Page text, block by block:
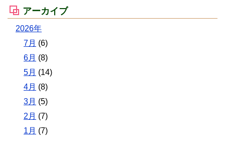
アーカイブ
2026年
7月 (6)
6月 (8)
5月 (14)
4月 (8)
3月 (5)
2月 (7)
1月 (7)